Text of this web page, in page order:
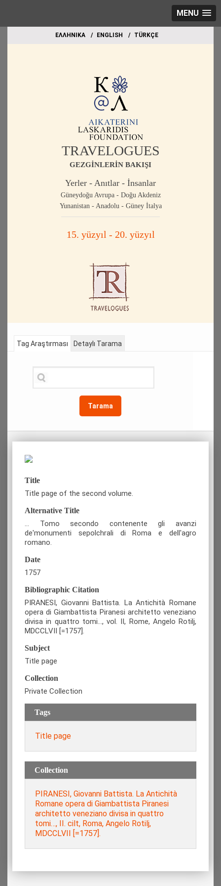
MENU
EΛΛΗΝΙΚΑ ΕΝGLISH TÜRKÇE
TRAVELOGUES
GEZGİNLERİN BAKIŞI
Yerler - Anıtlar - İnsanlar
Güneydoğu Avrupa - Doğu Akdeniz
Yunanistan - Anadolu - Güney İtalya
15. yüzyıl - 20. yüzyıl
Tag Araştırması
Tarama
Detaylı Tarama
Title
Title page of the second volume.
Alternative Title
… Tomo secondo contenente gli avanzi
de'monumenti sepolchrali di Roma e dell'agro
romano.
Date
1757
Bibliographic Citation
PIRANESI, Giovanni Battista. La Antichità Romane
opera di Giambattista Piranesi architetto veneziano
divisa in quattro tomi…, vol. IΙ, Rome, Angelo Rotilj,
MDCCLVII [=1757].
Subject
Title page
Collection
Private Collection
Tags
Title page
Collection
PIRANESI, Giovanni Battista. La Antichità
Romane opera di Giambattista Piranesi
architetto veneziano divisa in quattro
tomi…, II. cilt, Roma, Angelo Rotilj,
MDCCLVII [=1757].